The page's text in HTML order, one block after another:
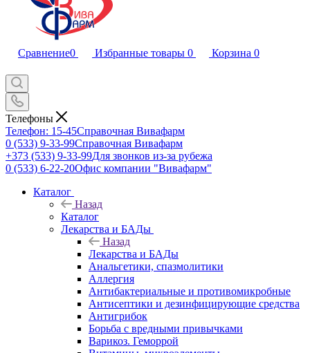
Сравнение0 Избранные товары 0 Корзина 0
Телефоны
Телефон: 15-45Справочная Вивафарм
0 (533) 9-33-99Справочная Вивафарм
+373 (533) 9-33-99Для звонков из-за рубежа
0 (533) 6-22-20Офис компании "Вивафарм"
Каталог
Назад
Каталог
Лекарства и БАДы
Назад
Лекарства и БАДы
Анальгетики, спазмолитики
Аллергия
Антибактериальные и противомикробные
Антисептики и дезинфицирующие средства
Антигрибок
Борьба с вредными привычками
Варикоз. Геморрой